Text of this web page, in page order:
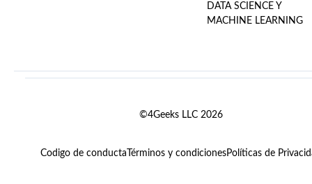
DATA SCIENCE Y
MACHINE LEARNING
©4Geeks LLC 2026
Codigo de conducta Términos y condicionesPolíticas de